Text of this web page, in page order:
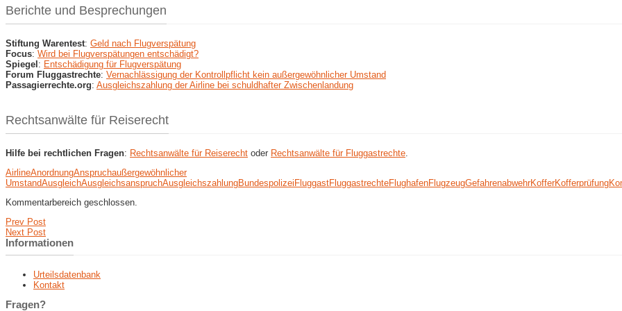
Berichte und Besprechungen
Stiftung Warentest: Geld nach Flug­verspätung
Focus: Wird bei Flugverspätungen entschädigt?
Spiegel: Entschädigung für Flugverspätung
Forum Fluggastrechte: Vernachlässigung der Kontrollpflicht kein außergewöhnlicher Umstand
Passagierrechte.org: Ausgleichszahlung der Airline bei schuldhafter Zwischenlandung
Rechtsanwälte für Reiserecht
Hilfe bei rechtlichen Fragen: Rechtsanwälte für Reiserecht oder Rechtsanwälte für Fluggastrechte
AirlineAnordnungAnspruchaußergewöhnlicher
UmstandAusgleichAusgleichsanspruchAusgleichszahlungBundespolizeiFluggastFluggastrechteFlughafenFlugzeugGefahrenabwehrKofferKofferprüfung
Kommentarbereich geschlossen.
Prev Post
Next Post
Informationen
Urteilsdatenbank
Kontakt
Fragen?